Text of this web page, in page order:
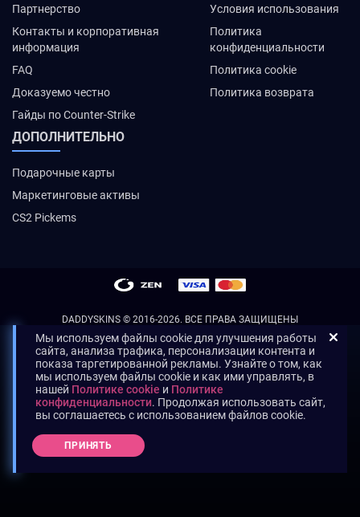
Партнерство
Контакты и корпоративная
информация
FAQ
Доказуемо честно
Гайды по Counter-Strike
Условия использования
Политика
конфиденциальности
Политика cookie
Политика возврата
ДОПОЛНИТЕЛЬНО
Подарочные карты
Маркетинговые активы
CS2 Pickems
DADDYSKINS © 2016-2026. ВСЕ ПРАВА ЗАЩИЩЕНЫ
Мы используем файлы cookie для улучшения работы
сайта, анализа трафика, персонализации контента и
показа таргетированной рекламы. Узнайте о том, как
мы используем файлы cookie и как ими управлять, в
нашей Политике cookie и Политике
конфиденциальности. Продолжая использовать сайт,
вы соглашаетесь с использованием файлов cookie.
ПРИНЯТЬ